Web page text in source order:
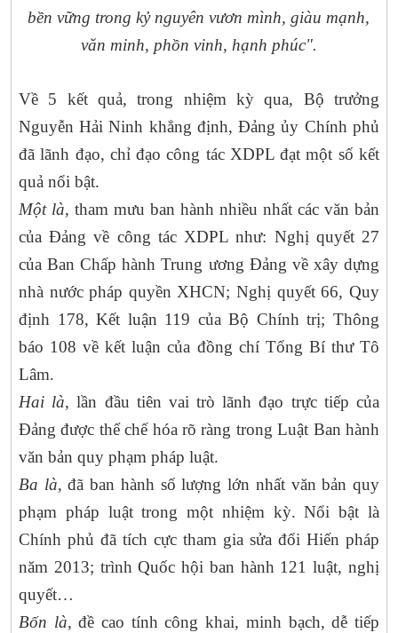
bền vững trong kỷ nguyên vươn mình, giàu mạnh,
văn minh, phồn vinh, hạnh phúc".
‎Về 5 kết quả, trong nhiệm kỳ qua, Bộ trưởng
Nguyễn Hải Ninh khẳng định, Đảng ủy Chính phủ
đã lãnh đạo, chỉ đạo công tác XDPL đạt một số kết
quả nổi bật.
Một là, tham mưu ban hành nhiều nhất các văn bản
của Đảng về công tác XDPL như: Nghị quyết 27
của Ban Chấp hành Trung ương Đảng về xây dựng
nhà nước pháp quyền XHCN; Nghị quyết 66, Quy
định 178, Kết luận 119 của Bộ Chính trị; Thông
báo 108 về kết luận của đồng chí Tổng Bí thư Tô
Lâm.
Hai là, lần đầu tiên vai trò lãnh đạo trực tiếp của
Đảng được thể chế hóa rõ ràng trong Luật Ban hành
văn bản quy phạm pháp luật.
Ba là, đã ban hành số lượng lớn nhất văn bản quy
phạm pháp luật trong một nhiệm kỳ. Nổi bật là
Chính phủ đã tích cực tham gia sửa đổi Hiến pháp
năm 2013; trình Quốc hội ban hành 121 luật, nghị
quyết…
‎Bốn là, đề cao tính công khai, minh bạch, dễ tiếp